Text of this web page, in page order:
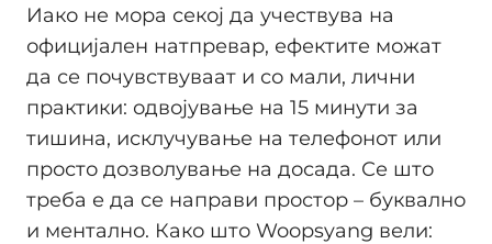
Иако не мора секој да учествува на
официјален натпревар, ефектите можат
да се почувствуваат и со мали, лични
практики: одвојување на 15 минути за
тишина, исклучување на телефонот или
просто дозволување на досада. Се што
треба е да се направи простор – буквално
и ментално. Како што Woopsyang вели: